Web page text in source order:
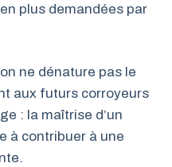
plus demandées par
ne dénature pas le
aux futurs corroyeurs
: la maîtrise d’un
à contribuer à une